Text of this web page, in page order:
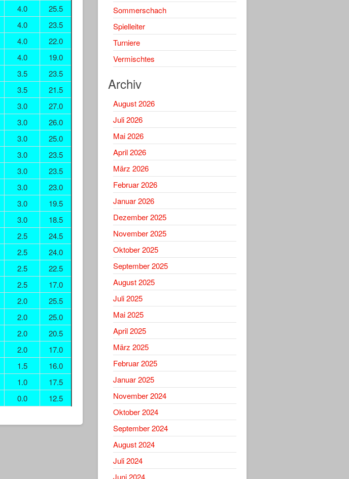
4.0
25.5
4.0
23.5
4.0
22.0
4.0
19.0
3.5
23.5
3.5
21.5
3.0
27.0
3.0
26.0
3.0
25.0
3.0
23.5
3.0
23.5
3.0
23.0
3.0
19.5
3.0
18.5
2.5
24.5
2.5
24.0
2.5
22.5
2.5
17.0
2.0
25.5
2.0
25.0
2.0
20.5
2.0
17.0
1.5
16.0
1.0
17.5
0.0 12.5
Sommerschach
Spielleiter
Turniere
Vermischtes
Archiv
August 2026
Juli 2026
Mai 2026
April 2026
März 2026
Februar 2026
Januar 2026
Dezember 2025
November 2025
Oktober 2025
September 2025
August 2025
Juli 2025
Mai 2025
April 2025
März 2025
Februar 2025
Januar 2025
November 2024
Oktober 2024
September 2024
August 2024
Juli 2024
Juni 2024